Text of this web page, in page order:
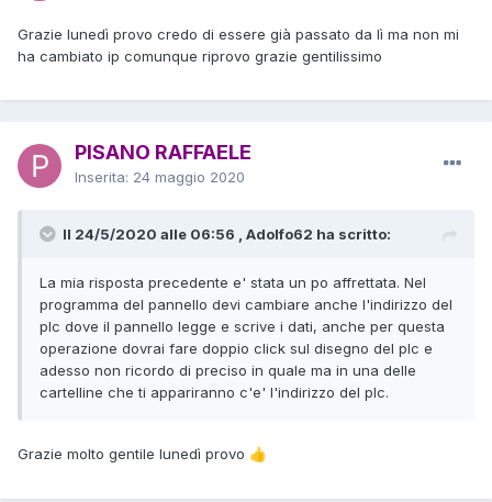
Grazie lunedì provo credo di essere già passato da lì ma non mi
ha cambiato ip comunque riprovo grazie gentilissimo
PISANO RAFFAELE
Inserita: 24 maggio 2020
Il 24/5/2020 alle 06:56 , Adolfo62 ha scritto:
La mia risposta precedente e' stata un po affrettata. Nel
programma del pannello devi cambiare anche l'indirizzo del
plc dove il pannello legge e scrive i dati, anche per questa
operazione dovrai fare doppio click sul disegno del plc e
adesso non ricordo di preciso in quale ma in una delle
cartelline che ti appariranno c'e' l'indirizzo del plc.
Grazie molto gentile lunedì provo 👍